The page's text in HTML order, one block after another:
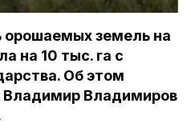
орошаемых земель на
на 10 тыс. га с
Об этом
Владимир Владимиров